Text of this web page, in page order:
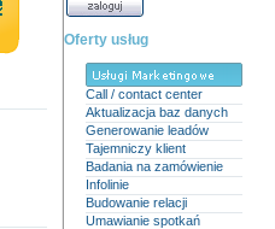
Oferty usług
Call / contact center
Aktualizacja baz danych
Generowanie leadów
Tajemniczy klient
Badania na zamówienie
Infolinie
Budowanie relacji
Umawianie spotkań